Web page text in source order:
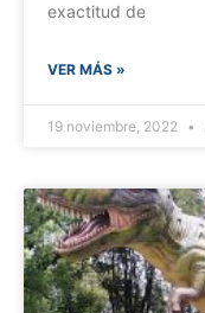
exactitud de
VER MÁS »
19 noviembre, 2022